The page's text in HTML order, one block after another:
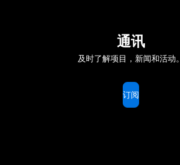
通讯
及时了解项目，新闻和活动。
订阅